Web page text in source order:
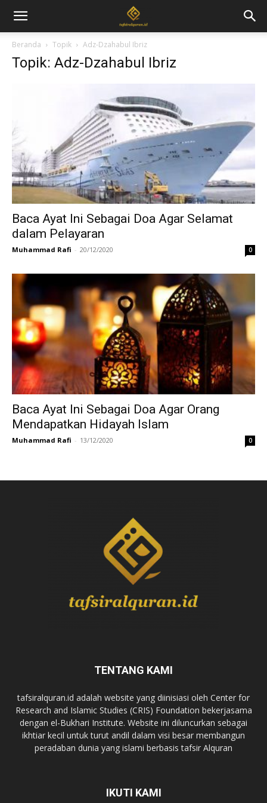
Beranda Topik Adz-Dzahabul Ibriz
Topik: Adz-Dzahabul Ibriz
Baca Ayat Ini Sebagai Doa Agar Selamat
dalam Pelayaran
Muhammad Rafi - 20/12/2020 0
Baca Ayat Ini Sebagai Doa Agar Orang
Mendapatkan Hidayah Islam
Muhammad Rafi - 13/12/2020 0
TENTANG KAMI
tafsiralquran.id adalah website yang diinisiasi oleh Center for
Research and Islamic Studies (CRIS) Foundation bekerjasama
dengan el-Bukhari Institute. Website ini diluncurkan sebagai
ikhtiar kecil untuk turut andil dalam visi besar membangun
peradaban dunia yang islami berbasis tafsir Alquran
IKUTI KAMI